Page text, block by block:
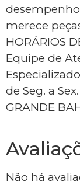
merece
HORÁRIOS
Equipe de
de Seg. a
GRANDE
Não há